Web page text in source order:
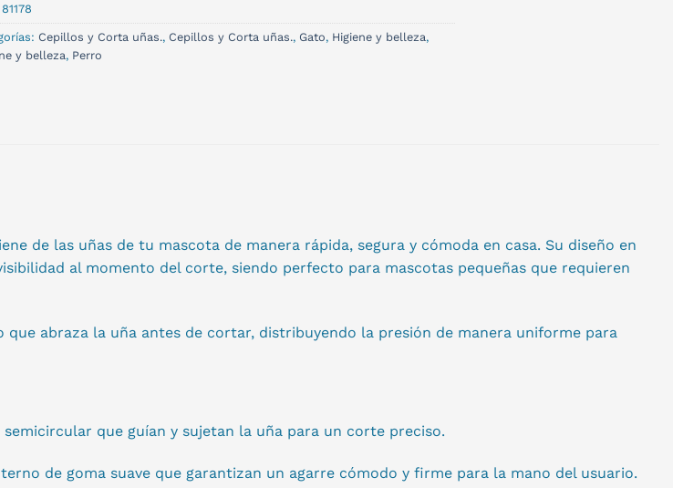
81178
Cepillos y Corta uñas., Cepillos y Corta uñas., Gato, Higiene y belleza,
y belleza, Perro
de las uñas de tu mascota de manera rápida, segura y cómoda en casa. Su diseño en
al momento del corte, siendo perfecto para mascotas pequeñas que requieren
abraza la uña antes de cortar, distribuyendo la presión de manera uniforme para
que guían y sujetan la uña para un corte preciso.
de goma suave que garantizan un agarre cómodo y firme para la mano del usuario.